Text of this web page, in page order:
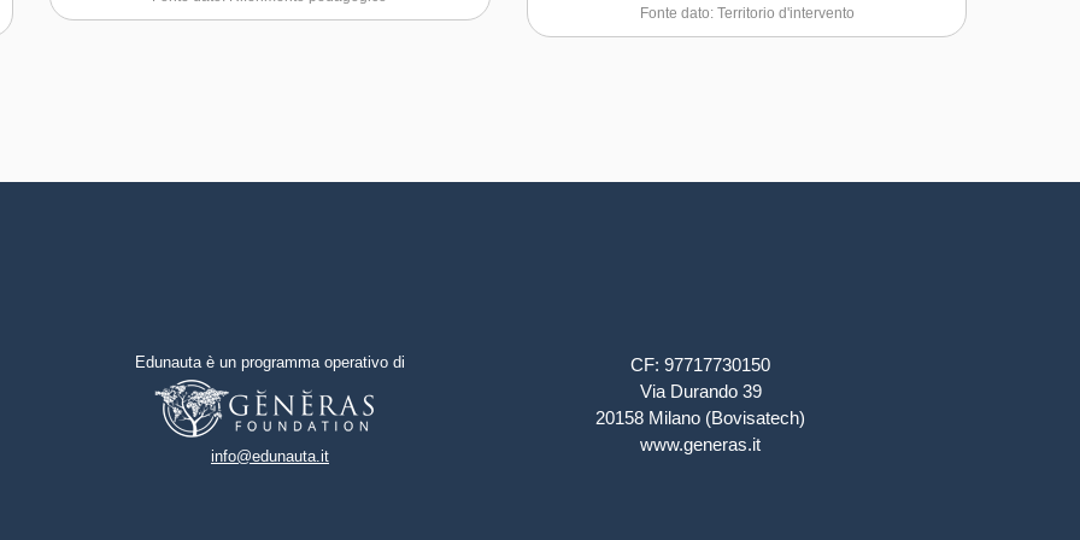
negoziare efficacemente con gli
Capacità di essere proattivi e
Capacità di accettare la
responsabilità
Fonte dato: Territorio d'intervento
Edunauta è un programma operativo di
info@edunauta.it
CF: 97717730150
Via Durando 39
20158 Milano (Bovisatech)
www.generas.it